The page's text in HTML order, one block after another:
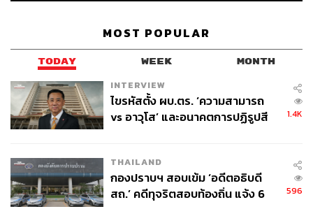
MOST POPULAR
TODAY WEEK MONTH
INTERVIEW
ไขรหัสตั้ง ผบ.ตร. ‘ความสามารถ
vs อาวุโส’ และอนาคตการปฏิรูปสี
1.4K
THAILAND
กองปราบฯ สอบเข้ม ‘อดีตอธิบดี
สถ.’ คดีทุจริตสอบท้องถิ่น แจ้ง 6
596